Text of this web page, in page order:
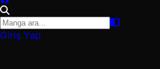
Giriş Yap